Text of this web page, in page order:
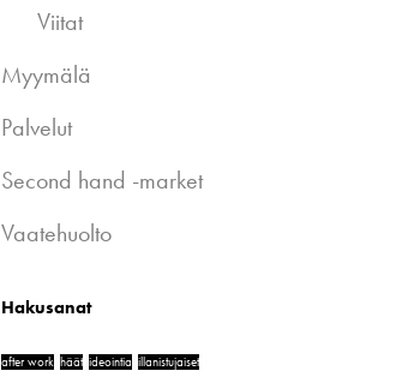
Viitat
Myymälä
Palvelut
Second hand -market
Vaatehuolto
Hakusanat
after work häät ideointia illanistujaiset